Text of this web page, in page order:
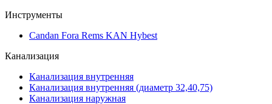
Инструменты
Candan Fora Rems KAN Hybest
Канализация
Канализация внутренняя
Канализация внутренняя (диаметр 32,40,75)
Канализация наружная